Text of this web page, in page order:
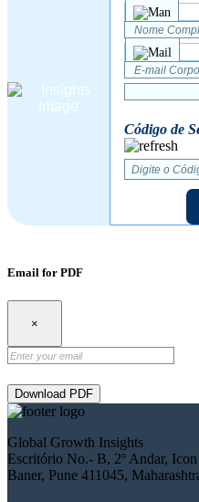
Código de
Email for PDF
×
Download PDF
Global Growth Insights
Escritório No.- B, 2º Andar,
Baner, Pune 411045,